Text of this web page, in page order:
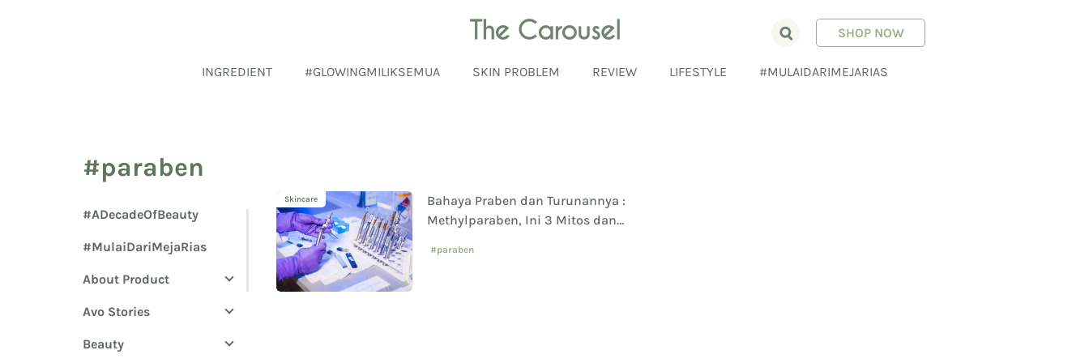
INGREDIENT #GLOWINGMILIKSEMUA SKIN PROBLEM REVIEW LIFESTYLE #MULAIDARIMEJARIAS
SHOP NOW
#paraben
#ADecadeOfBeauty
#MulaiDariMejaRias
About Product
Avo Stories
Beauty
Skincare
Bahaya Praben dan Turunannya :
Methylparaben, Ini 3 Mitos dan
#paraben